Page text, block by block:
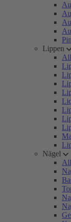
Lippen
Nägel